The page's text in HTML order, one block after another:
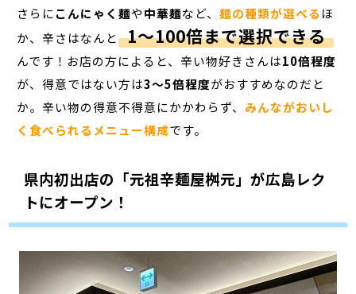
さらにこんにゃく麺や中華麺など、麺の種類が選べる ほ
か、辛さはなんと 1～100倍まで選択できる
んです！お店の方によると、辛い物好きさんは10倍程度
が、得意ではない方は3～5倍程度がおすすめなのだと
か。辛い物の得意不得意にかかわらず、 みんながおいし
く食べられるメニュー構成です。
県内初出店の「元祖辛麺屋桝元」が広島レク
トにオープン！